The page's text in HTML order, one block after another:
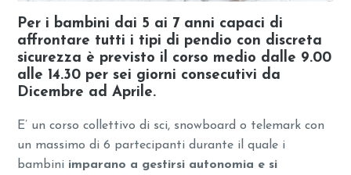
Per i bambini dai 5 ai 7 anni capaci di
affrontare tutti i tipi di pendio con discreta
sicurezza è previsto il corso medio dalle 9.00
alle 14.30 per sei giorni consecutivi da
Dicembre ad Aprile.
E’ un corso collettivo di sci, snowboard o telemark con
un massimo di 6 partecipanti durante il quale i
bambini imparano a gestirsi autonomia e si